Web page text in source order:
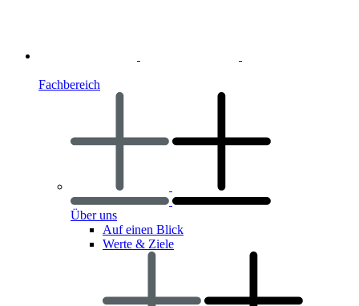
Fachbereich
Über uns
Auf einen Blick
Werte & Ziele